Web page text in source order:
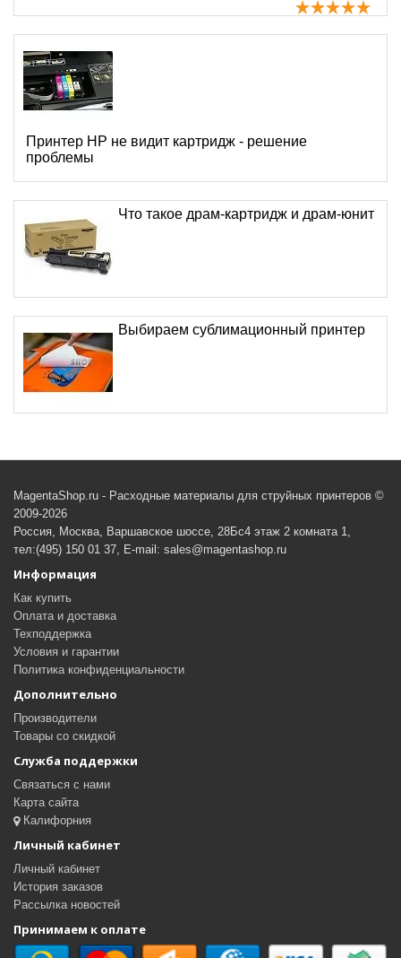
Принтер HP не видит картридж - решение
проблемы
Что такое драм-картридж и драм-юнит
Выбираем сублимационный принтер
MagentaShop.ru - Расходные материалы для струйных принтеров ©
2009-2026
Россия, Москва, Варшавское шоссе, 28Бс4 этаж 2 комната 1,
тел:(495) 150 01 37, E-mail: sales@magentashop.ru
Информация
Как купить
Оплата и доставка
Техподдержка
Условия и гарантии
Политика конфиденциальности
Дополнительно
Производители
Товары со скидкой
Служба поддержки
Связаться с нами
Карта сайта
Калифорния
Личный кабинет
Личный кабинет
История заказов
Рассылка новостей
Принимаем к оплате